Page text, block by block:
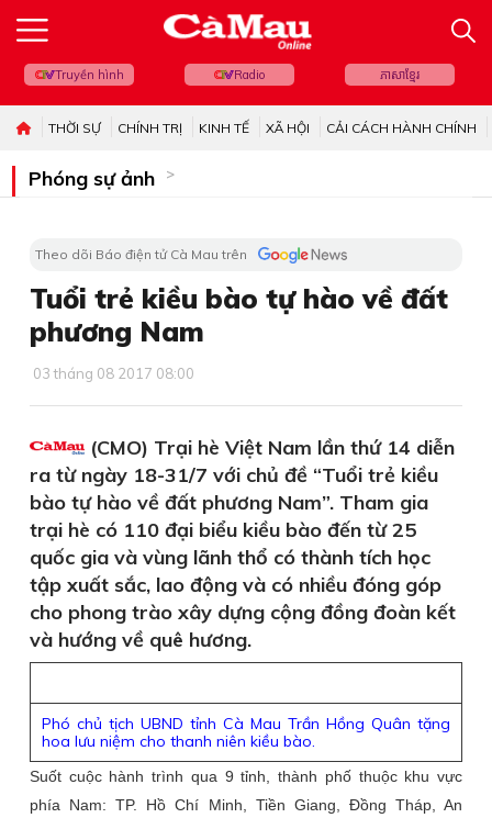
Truyền hình Radio ភាសាខ្មែរ
THỜI SỰ CHÍNH TRỊ KINH TẾ XÃ HỘI CẢI CÁCH HÀNH CHÍNH
Phóng sự ảnh
Theo dõi Báo điện tử Cà Mau trên
Tuổi trẻ kiều bào tự hào về đất
phương Nam
03 tháng 08 2017 08:00
(CMO) Trại hè Việt Nam lần thứ 14 diễn
ra từ ngày 18-31/7 với chủ đề “Tuổi trẻ kiều
bào tự hào về đất phương Nam”. Tham gia
trại hè có 110 đại biểu kiều bào đến từ 25
quốc gia và vùng lãnh thổ có thành tích học
tập xuất sắc, lao động và có nhiều đóng góp
cho phong trào xây dựng cộng đồng đoàn kết
và hướng về quê hương.
Phó chủ tịch UBND tỉnh Cà Mau Trần Hồng Quân tặng
hoa lưu niệm cho thanh niên kiều bào.
Suốt cuộc hành trình qua 9 tỉnh, thành phố thuộc khu vực
phía Nam: TP. Hồ Chí Minh, Tiền Giang, Đồng Tháp, An